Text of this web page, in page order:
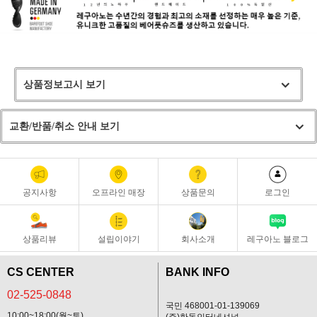
상품정보고시 보기
교환/반품/취소 안내 보기
공지사항 오프라인 매장 상품문의 로그인
상품리뷰 설립이야기 회사소개 레구아노 블로그
CS CENTER
02-525-0848
BANK INFO
국민 468001-01-139069